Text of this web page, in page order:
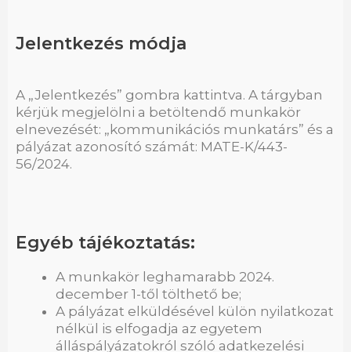
Jelentkezés módja
A „Jelentkezés” gombra kattintva. A tárgyban
kérjük megjelölni a betöltendő munkakör
elnevezését: „kommunikációs munkatárs” és a
pályázat azonosító számát: MATE-K/443-
56/2024.
Egyéb tájékoztatás:
A munkakör leghamarabb 2024.
december 1-től tölthető be;
A pályázat elküldésével külön nyilatkozat
nélkül is elfogadja az egyetem
álláspályázatokról szóló adatkezelési